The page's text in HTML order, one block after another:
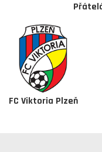
FC Viktoria Plzeň